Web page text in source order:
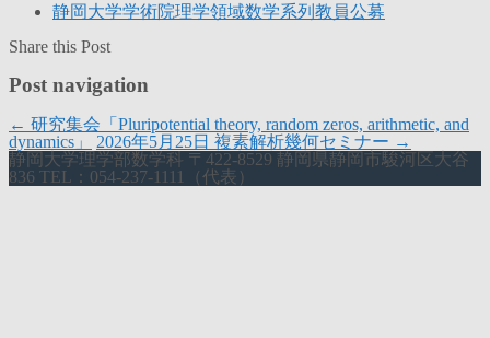
静岡大学学術院理学領域数学系列教員公募
Share this Post
Post navigation
← 研究集会「Pluripotential theory, random zeros, arithmetic, and
dynamics」
2026年5月25日 複素解析幾何セミナー →
静岡大学理学部数学科 〒422-8529 静岡県静岡市駿河区大谷
836 TEL：054-237-1111（代表）